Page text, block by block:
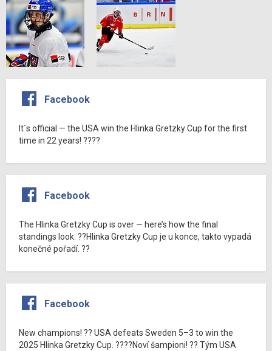
Facebook
It´s official — the USA win the Hlinka Gretzky Cup for the first
time in 22 years! ????
Facebook
The Hlinka Gretzky Cup is over — here’s how the final
standings look. ??Hlinka Gretzky Cup je u konce, takto vypadá
konečné pořadí. ??
Facebook
New champions! ?? USA defeats Sweden 5–3 to win the
2025 Hlinka Gretzky Cup. ????Noví šampioni! ?? Tým USA